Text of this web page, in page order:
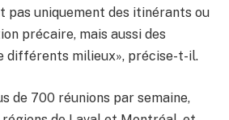
pas uniquement des itinérants ou
précaire, mais aussi des
différents milieux», précise-t-il.
de 700 réunions par semaine,